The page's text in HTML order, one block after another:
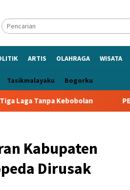
ARTIS OLAHRAGA WISATA
Tasikmalayaku Bogorku
PERSIB Sapu
Kabupaten
Dirusak